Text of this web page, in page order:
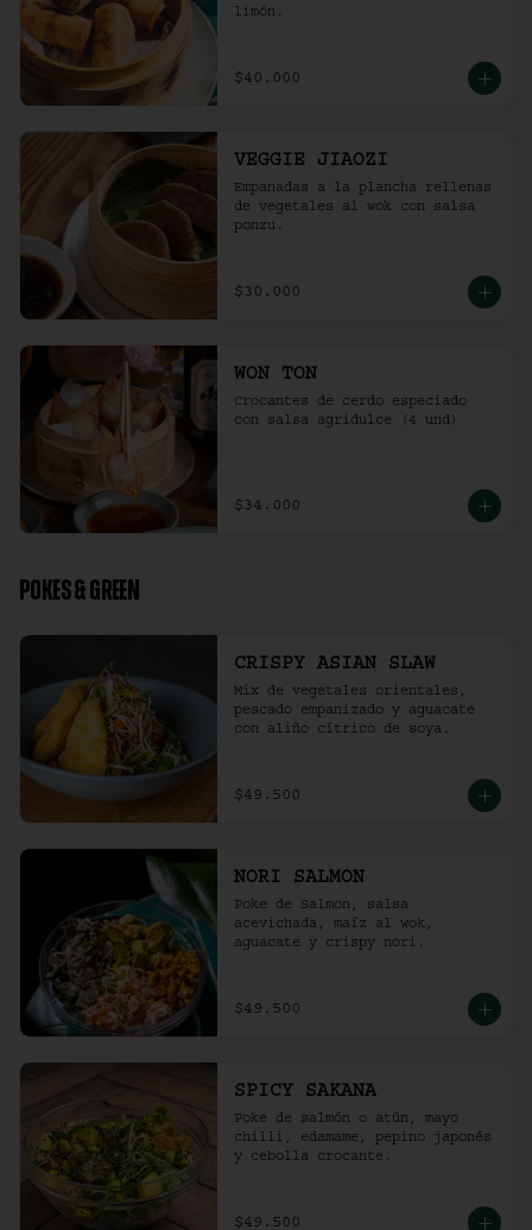
limón.
$40.000
VEGGIE JIAOZI
Empanadas a la plancha rellenas
de vegetales al wok con salsa
ponzu.
$30.000
WON TON
Crocantes de cerdo especiado
con salsa agridulce (4 und)
$34.000
POKES & GREEN
CRISPY ASIAN SLAW
Mix de vegetales orientales,
pescado empanizado y aguacate
con aliño cítrico de soya.
$49.500
NORI SALMON
Poke de Salmon, salsa
acevichada, maíz al wok,
aguacate y crispy nori.
$49.500
SPICY SAKANA
Poke de salmón o atún, mayo
chilli, edamame, pepino japonés
y cebolla crocante.
$49.500